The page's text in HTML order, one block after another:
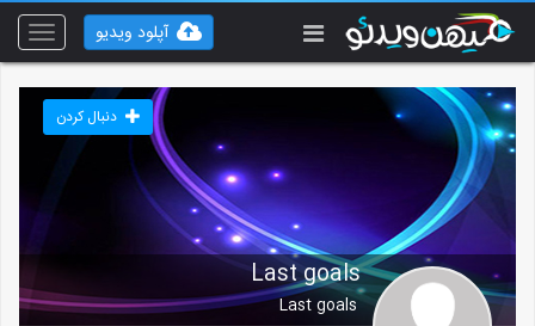
Toggle
آپلود ویدیو
Last goals
Last goals
دنبال کردن